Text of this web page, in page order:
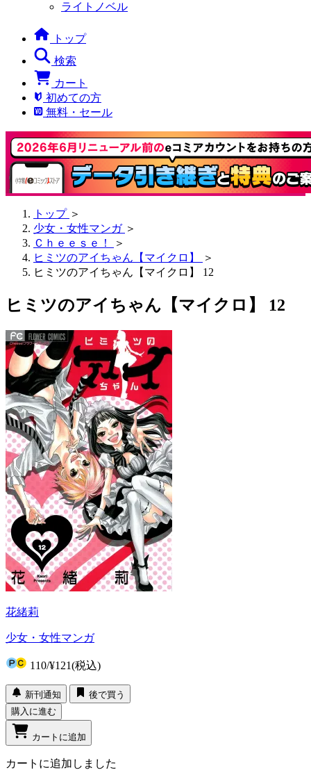
ライトノベル
トップ
検索
カート
初めての方
無料・セール
トップ ＞
少女・女性マンガ ＞
Ｃｈｅｅｓｅ！
＞
ヒミツのアイちゃん【マイクロ】
＞
ヒミツのアイちゃん【マイクロ】 12
ヒミツのアイちゃん【マイクロ】 12
花緒莉
少女・女性マンガ
110/¥121(税込)
新刊通知
後で買う
購入に進む
カートに追加
カートに追加しました